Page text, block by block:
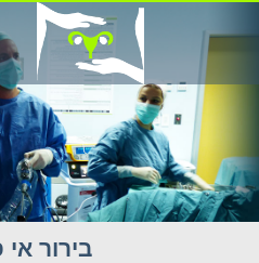
בירור אי